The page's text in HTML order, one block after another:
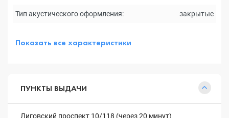
Тип акустического оформления: закрытые
Показать все характеристики
ПУНКТЫ ВЫДАЧИ
Лиговский проспект 10/118 (через 20 минут)